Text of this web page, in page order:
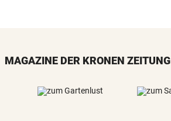
MAGAZINE DER KRONEN ZEITUNG